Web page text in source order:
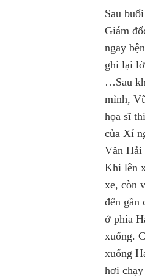
Sau
Giám
ngay
ghi lại
…Sau
mình,
họa sĩ
của Xí
Văn Hải
Khi lên
xe, còn
đến gần
ở phía
xuống.
xuống
hơi